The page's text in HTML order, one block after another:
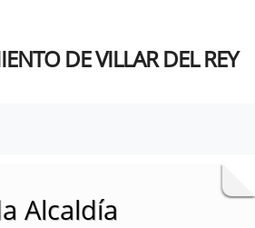
DE VILLAR DEL REY
Alcaldía